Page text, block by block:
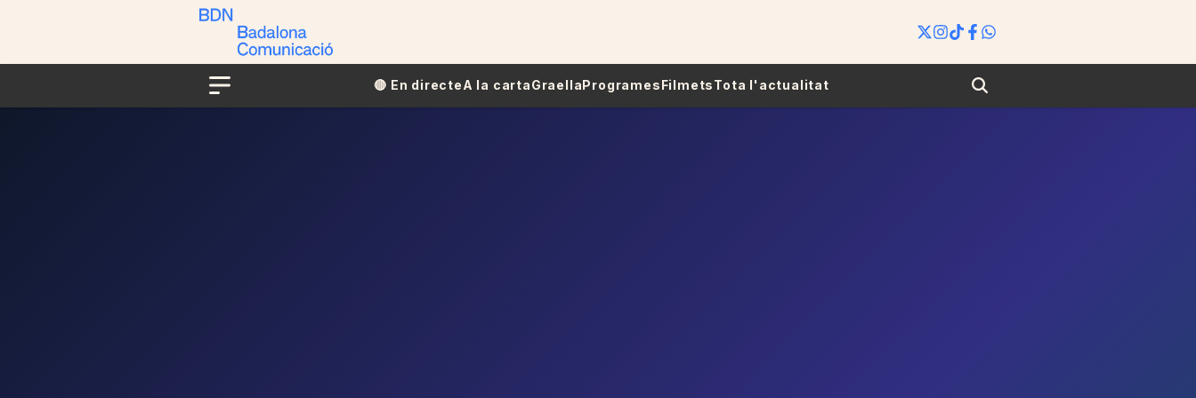
Menu
🔴​​ En directeA la cartaGraellaProgramesFilmetsTota l'actualitat Search